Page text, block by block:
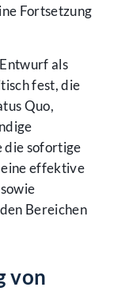
Fortsetzung
als
fest, die
Quo,
die sofortige
effektive
Bereichen
von